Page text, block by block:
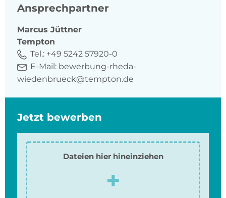
Ansprechpartner
Marcus Jüttner
Tempton
Tel.: +49 5242 57920-0
E-Mail: bewerbung-rheda-
wiedenbrueck@tempton.de
Jetzt bewerben
Dateien hier hineinziehen